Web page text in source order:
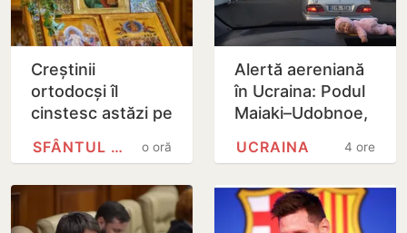
Creștinii
ortodocși îl
cinstesc astăzi pe
Sfântul Mare
Mucenic
o oră
SFÂNTUL PANTELIMON
Alertă aereniană
în Ucraina: Podul
Maiaki–Udobnoe,
4 ore
UCRAINA